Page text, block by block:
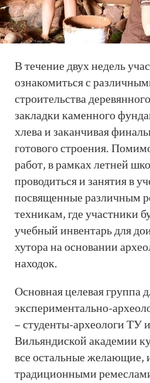
В течение двух недель
ознакомиться с
строительства
закладки каменного
хлева и заканчивая
готового строения.
работ, в рамках летней
проводиться и занятия в
посвященные различным
техникам, где участники
учебный инвентарь для
хутора на основании
находок.
Основная целевая группа
экспериментально-
– студенты-археологи ТУ
Вильяндиской академии
все остальные желающие,
традиционными